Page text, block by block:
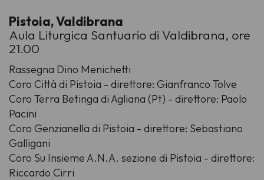
Pistoia, Valdibrana
Aula Liturgica Santuario di Valdibrana, ore
21.00
Rassegna Dino Menichetti
Coro Città di Pistoia - direttore: Gianfranco Tolve
Coro Terra Betinga di Agliana (Pt) - direttore: Paolo
Pacini
Coro Genzianella di Pistoia - direttore: Sebastiano
Galligani
Coro Su Insieme A.N.A. sezione di Pistoia - direttore:
Riccardo Cirri